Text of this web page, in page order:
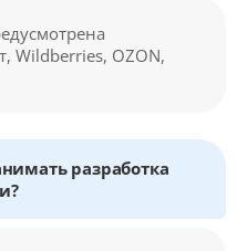
Wildberries, OZON,
разработка